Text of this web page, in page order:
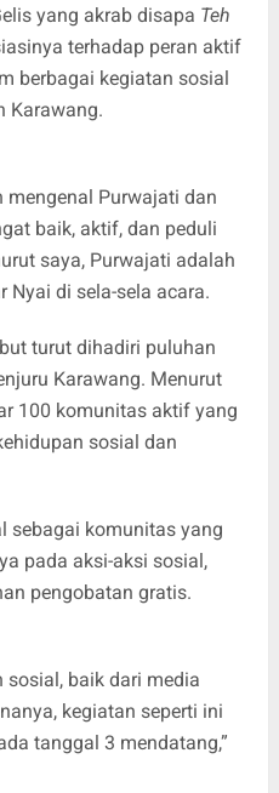
yang akrab disapa Teh
terhadap peran aktif
berbagai kegiatan sosial
Karawang.
mengenal Purwajati dan
baik, aktif, dan peduli
saya, Purwajati adalah
Nyai di sela-sela acara.
turut dihadiri puluhan
Karawang. Menurut
100 komunitas aktif yang
sosial dan
sebagai komunitas yang
pada aksi-aksi sosial,
pengobatan gratis.
sosial, baik dari media
kegiatan seperti ini
tanggal 3 mendatang,”